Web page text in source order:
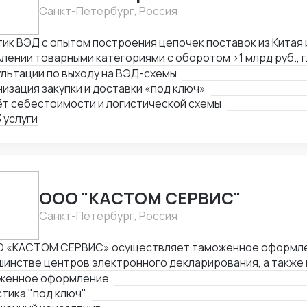
Санкт-Петербург, Россия
ВЭД с опытом построения цепочек поставок из Китая
товарными категориями с оборотом >1 млрд руб.,
коммерческой стороны закупок. Ключевые
полного цикла ВЭД «под ключ»: от поиска
клиента — Работа с китайскими поставщиками:
оплата — Таможенное оформление, подбор
цепочки — Самостоятельное ведение
полная автономность
по выходу на ВЭД-схемы
закупки и доставки «под ключ»
себестоимости и логистической схемы
ООО "КАСТОМ СЕРВИС"
Санкт-Петербург, Россия
СЕРВИС» осуществляет таможенное
центров электронного декларирования, а также
таможнях в разных регионах России. Это
клиентам комплексные услуги по
оформление
"под ключ"